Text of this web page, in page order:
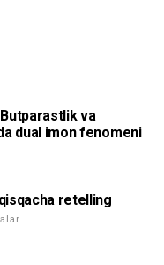
va
dual imon fenomeni
retelling